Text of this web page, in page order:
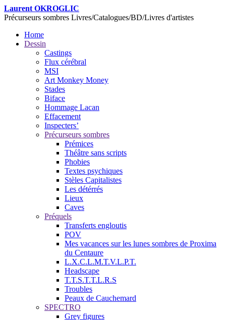
Laurent OKROGLIC
Précurseurs sombres Livres/Catalogues/BD/Livres d'artistes
Home
Dessin
Castings
Flux cérébral
MSI
Art Monkey Money
Stades
Biface
Hommage Lacan
Effacement
Inspecters’
Précurseurs sombres
Prémices
Théâtre sans scripts
Phobies
Textes psychiques
Stèles Capitalistes
Les détérrés
Lieux
Caves
Préquels
Transferts engloutis
POV
Mes vacances sur les lunes sombres de Proxima
du Centaure
L.X.C.L.M.T.V.L.P.T.
Headscape
T.T.S.T.T.L.R.S
Troubles
Peaux de Cauchemard
SPECTRO
Grey figures